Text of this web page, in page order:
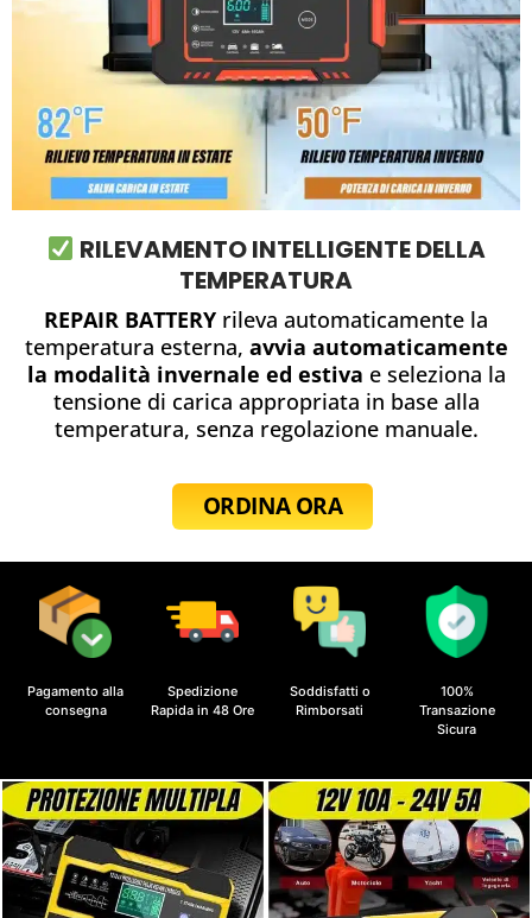
RILEVAMENTO INTELLIGENTE DELLA
TEMPERATURA
REPAIR BATTERY rileva automaticamente la
temperatura esterna, avvia automaticamente
la modalità invernale ed estiva e seleziona la
tensione di carica appropriata in base alla
temperatura, senza regolazione manuale.
ORDINA ORA
Pagamento alla
consegna
Spedizione
Rapida in 48 Ore
Soddisfatti o
Rimborsati
100%
Transazione
Sicura